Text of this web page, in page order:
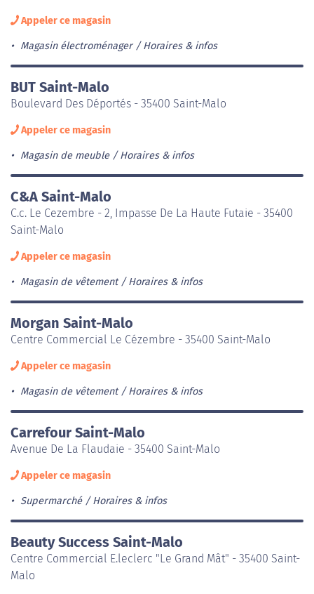
Appeler ce magasin
Magasin électroménager Horaires & infos
BUT Saint-Malo
Boulevard Des Déportés - 35400 Saint-Malo
Appeler ce magasin
Magasin de meuble Horaires & infos
C&A Saint-Malo
C.c. Le Cezembre - 2, Impasse De La Haute Futaie - 35400
Saint-Malo
Appeler ce magasin
Magasin de vêtement Horaires & infos
Morgan Saint-Malo
Centre Commercial Le Cézembre - 35400 Saint-Malo
Appeler ce magasin
Magasin de vêtement Horaires & infos
Carrefour Saint-Malo
Avenue De La Flaudaie - 35400 Saint-Malo
Appeler ce magasin
Supermarché Horaires & infos
Beauty Success Saint-Malo
Centre Commercial E.leclerc "Le Grand Mât" - 35400 Saint-
Malo